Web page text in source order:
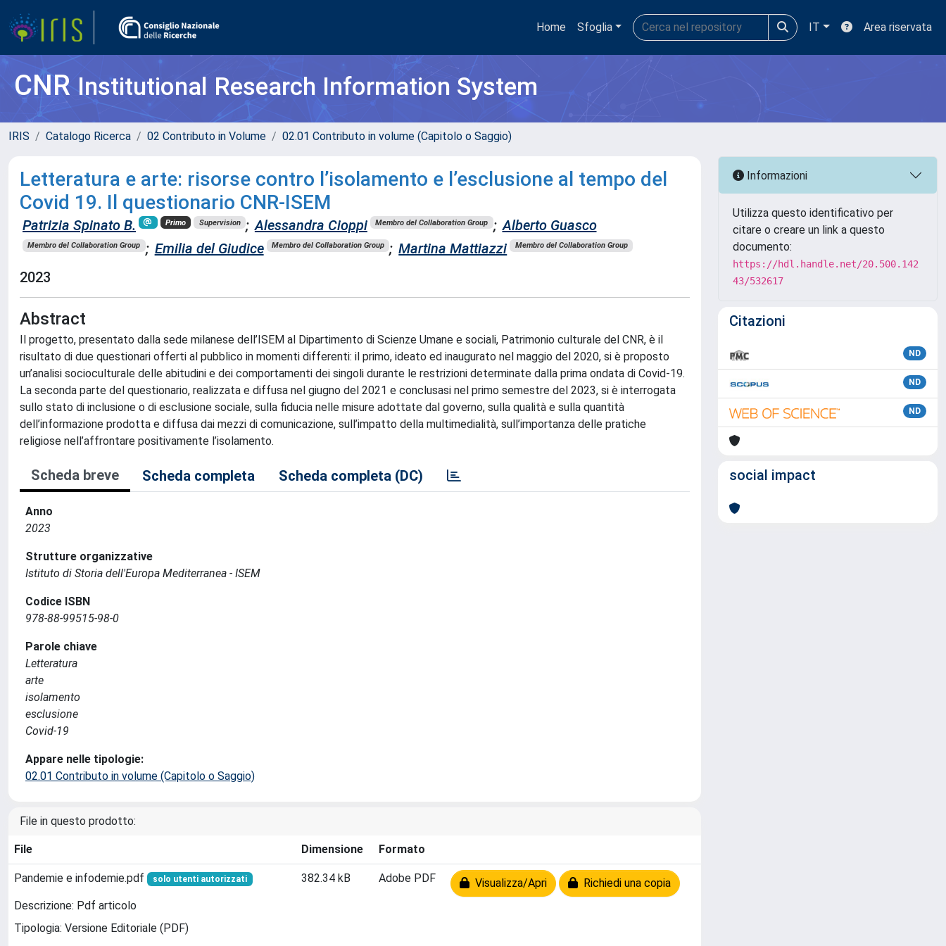
Home Sfoglia IT Area riservata
CNRInstitutional Research Information System
IRIS Catalogo Ricerca 02 Contributo in Volume 02.01 Contributo in volume (Capitolo o Saggio)
Letteratura e arte: risorse contro l’isolamento e l’esclusione al tempo del
Covid 19. Il questionario CNR-ISEM
Patrizia Spinato B. Primo Supervision ; Alessandra Cioppi Membro del Collaboration Group ; Alberto Guasco
Membro del Collaboration Group ; Emilia del Giudice Membro del Collaboration Group ; Martina Mattiazzi Membro del Collaboration Group
2023
Abstract
Il progetto, presentato dalla sede milanese dell’ISEM al Dipartimento di Scienze Umane e sociali, Patrimonio culturale del CNR, è il
risultato di due questionari offerti al pubblico in momenti differenti: il primo, ideato ed inaugurato nel maggio del 2020, si è proposto
un’analisi socioculturale delle abitudini e dei comportamenti dei singoli durante le restrizioni determinate dalla prima ondata di Covid-19.
La seconda parte del questionario, realizzata e diffusa nel giugno del 2021 e conclusasi nel primo semestre del 2023, si è interrogata
sullo stato di inclusione o di esclusione sociale, sulla fiducia nelle misure adottate dal governo, sulla qualità e sulla quantità
dell’informazione prodotta e diffusa dai mezzi di comunicazione, sull’impatto della multimedialità, sull’importanza delle pratiche
religiose nell’affrontare positivamente l’isolamento.
Scheda breve Scheda completa Scheda completa (DC)
Anno
2023
Strutture organizzative
Istituto di Storia dell'Europa Mediterranea - ISEM
Codice ISBN
978-88-99515-98-0
Parole chiave
Letteratura
arte
isolamento
esclusione
Covid-19
Appare nelle tipologie:
02.01 Contributo in volume (Capitolo o Saggio)
File in questo prodotto:
File Dimensione Formato
Pandemie e infodemie.pdf solo utenti autorizzati
Descrizione: Pdf articolo
Tipologia: Versione Editoriale (PDF)
382.34 kB Adobe PDF Visualizza/Apri Richiedi una copia
Informazioni
Utilizza questo identificativo per
citare o creare un link a questo
documento:
https://hdl.handle.net/20.500.142
43/532617
Citazioni
ND
ND
ND
social impact